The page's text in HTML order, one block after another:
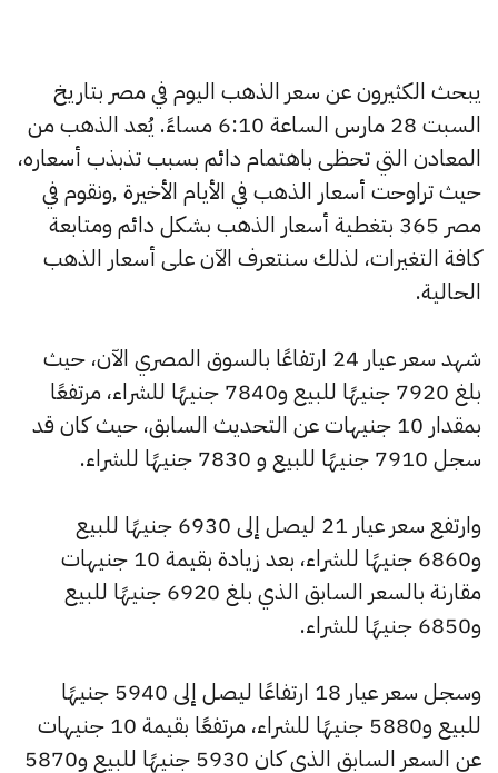
يبحث الكثيرون عن سعر الذهب اليوم في مصر بتاريخ
السبت 28 مارس الساعة 6:10 مساءً. يُعد الذهب من
المعادن التي تحظى باهتمام دائم بسبب تذبذب أسعاره،
حيث تراوحت أسعار الذهب في الأيام الأخيرة ,ونقوم في
مصر 365 بتغطية أسعار الذهب بشكل دائم ومتابعة
كافة التغيرات، لذلك سنتعرف الآن على أسعار الذهب
الحالية.
شهد سعر عيار 24 ارتفاعًا بالسوق المصري الآن، حيث
بلغ 7920 جنيهًا للبيع و7840 جنيهًا للشراء، مرتفعًا
بمقدار 10 جنيهات عن التحديث السابق، حيث كان قد
سجل 7910 جنيهًا للبيع و 7830 جنيهًا للشراء.
وارتفع سعر عيار 21 ليصل إلى 6930 جنيهًا للبيع
و6860 جنيهًا للشراء، بعد زيادة بقيمة 10 جنيهات
مقارنة بالسعر السابق الذي بلغ 6920 جنيهًا للبيع
و6850 جنيهًا للشراء.
وسجل سعر عيار 18 ارتفاعًا ليصل إلى 5940 جنيهًا
للبيع و5880 جنيهًا للشراء، مرتفعًا بقيمة 10 جنيهات
عن السعر السابق الذي كان 5930 جنيهًا للبيع و5870